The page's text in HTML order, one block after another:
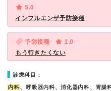
5.0
インフルエンザ予防接種
予防接種
1.0
もう行きたくない
診療科目：
内科、呼吸器内科、消化器内科、胃腸